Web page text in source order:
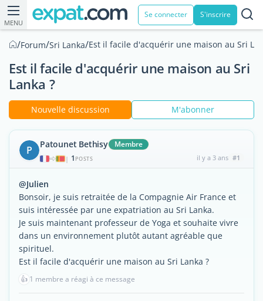
MENU
Se connecter S'inscrire
/Forum/Sri Lanka/Est il facile d'acquérir une maison au Sri
Est il facile d'acquérir une maison au Sri
Lanka ?
Nouvelle discussion M'abonner
P Patounet Bethisy Membre
| 1 POSTS il y a 3 ans #1
@Julien
Bonsoir, je suis retraitée de la Compagnie Air France et
suis intéressée par une expatriation au Sri Lanka.
Je suis maintenant professeur de Yoga et souhaite vivre
dans un environnement plutôt autant agréable que
spirituel.
Est il facile d'acquérir une maison au Sri Lanka ?
👍 1 membre a réagi à ce message